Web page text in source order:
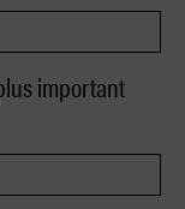
important